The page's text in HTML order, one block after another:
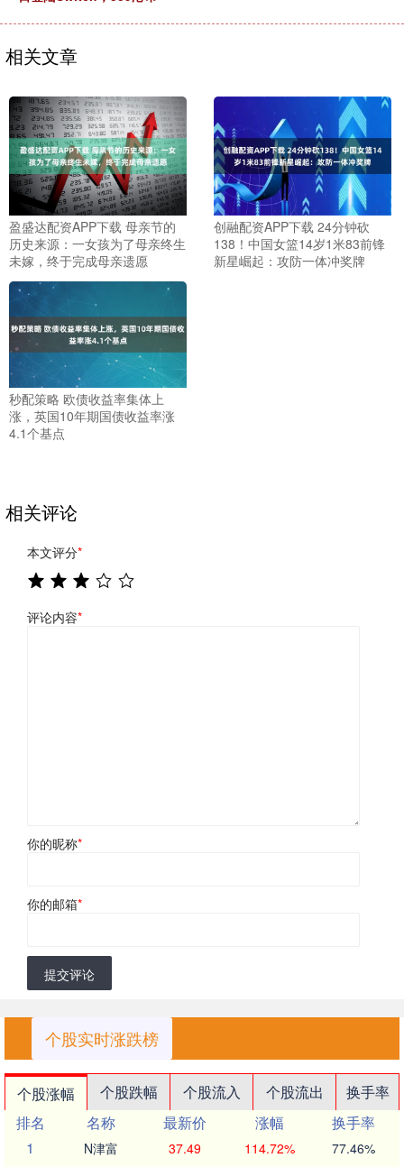
相关文章
盈盛达配资APP下载 母亲节的
历史来源：一女孩为了母亲终生
未嫁，终于完成母亲遗愿
创融配资APP下载 24分钟砍
138！中国女篮14岁1米83前锋
新星崛起：攻防一体冲奖牌
秒配策略 欧债收益率集体上
涨，英国10年期国债收益率涨
4.1个基点
相关评论
本文评分*
评论内容*
你的昵称*
你的邮箱*
提交评论
个股实时涨跌榜
个股涨幅 个股跌幅 个股流入 个股流出
换手率
排名
名称 最新价 涨幅
换手率
1
N津富 37.49 114.72% 77.46%